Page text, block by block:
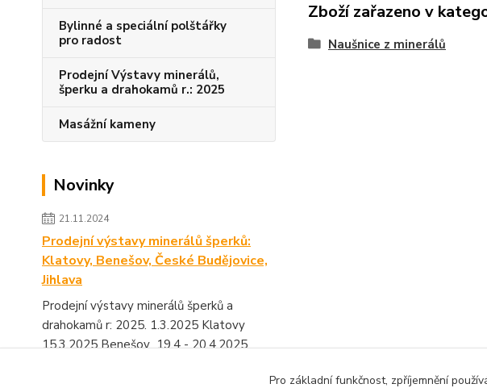
Bylinné a speciální polštářky
pro radost
Prodejní Výstavy minerálů,
šperku a drahokamů r.: 2025
Masážní kameny
Novinky
21.11.2024
Prodejní výstavy minerálů šperků:
Klatovy, Benešov, České Budějovice,
Jihlava
Prodejní výstavy minerálů šperků a
drahokamů r: 2025. 1.3.2025 Klatovy
15.3.2025 Benešov 19.4 - 20.4.2025
Zboží zařazeno v
Naušnice z minerálů
Pro základní funkčnost, zpříjemnění